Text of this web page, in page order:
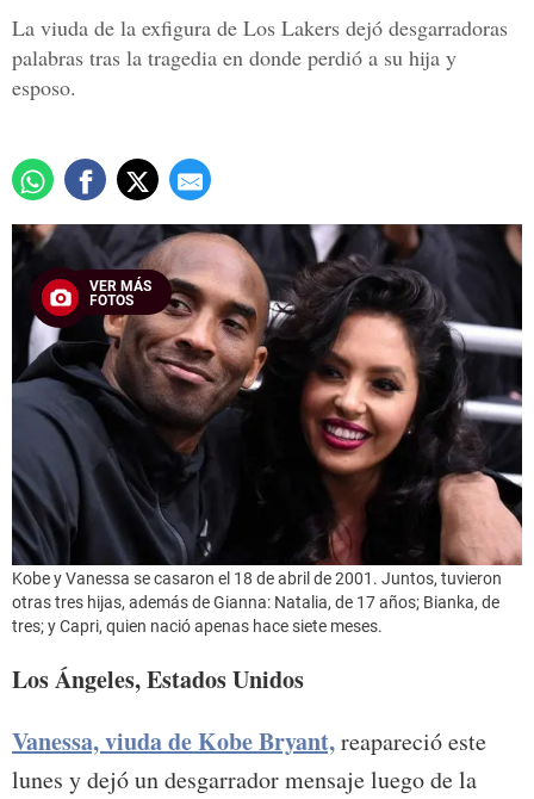
La viuda de la exfigura de Los Lakers dejó desgarradoras
palabras tras la tragedia en donde perdió a su hija y
esposo.
VER MÁS
FOTOS
Kobe y Vanessa se casaron el 18 de abril de 2001. Juntos, tuvieron
otras tres hijas, además de Gianna: Natalia, de 17 años; Bianka, de
tres; y Capri, quien nació apenas hace siete meses.
Los Ángeles, Estados Unidos
Vanessa, viuda de Kobe Bryant,reapareció este
lunes y dejó un desgarrador mensaje luego de la